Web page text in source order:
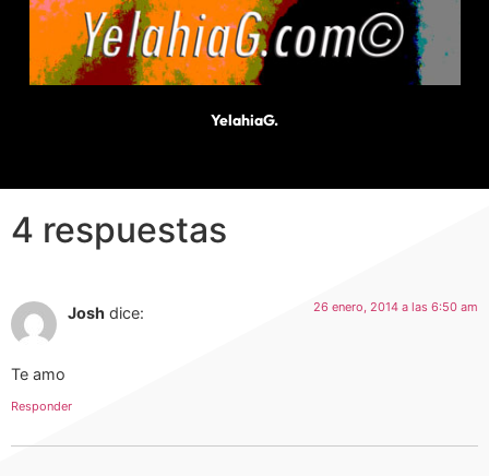
YelahiaG.
4 respuestas
Josh dice: 26 enero, 2014 a las 6:50 am
Te amo
Responder